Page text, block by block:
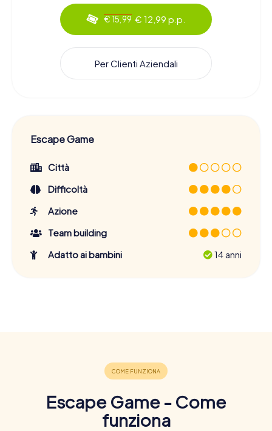
€ 15,99 € 12,99 p.p.
Per Clienti Aziendali
Escape Game
Città
Difficoltà
Azione
Team building
Adatto ai bambini
14 anni
Escape Game - Come
funziona